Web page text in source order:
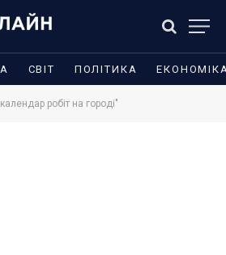
СВІТ ПОЛІТИКА
робіт на городі"